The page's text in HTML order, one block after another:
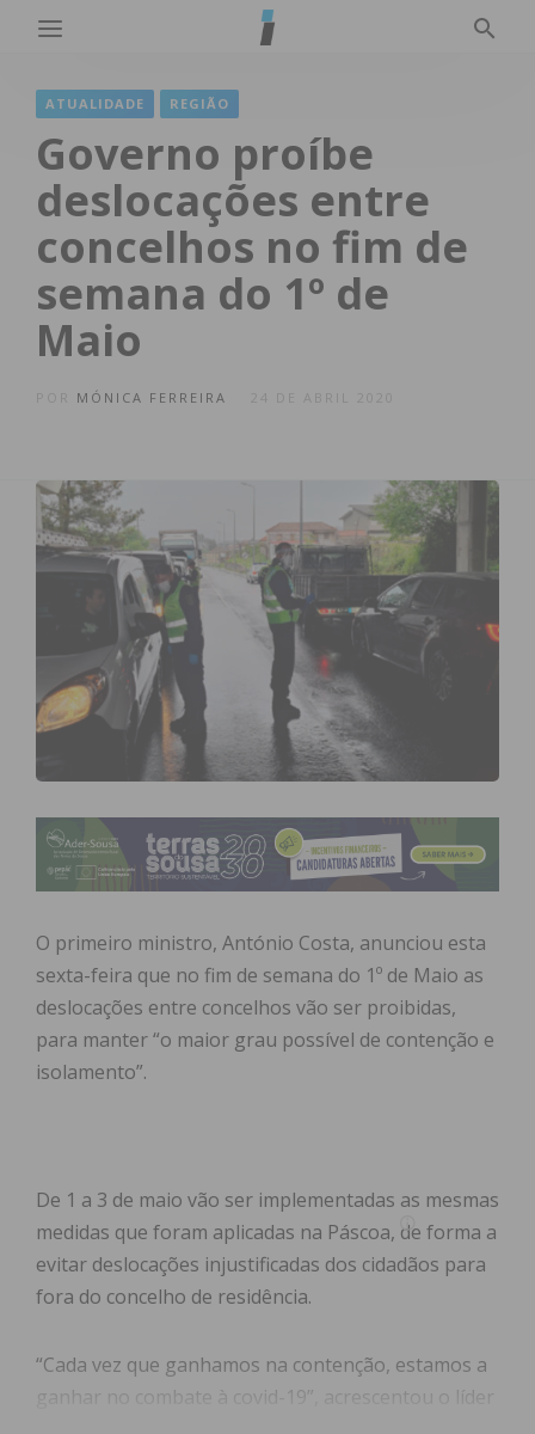
ATUALIDADE REGIÃO
Governo proíbe
deslocações entre
concelhos no fim de
semana do 1º de
Maio
MÓNICA FERREIRA 24 DE ABRIL 2020
O primeiro ministro, António Costa, anunciou esta
sexta-feira que no fim de semana do 1º de Maio as
deslocações entre concelhos vão ser proibidas,
para manter “o maior grau possível de contenção e
isolamento”.
De 1 a 3 de maio vão ser implementadas as mesmas
medidas que foram aplicadas na Páscoa, de forma a
evitar deslocações injustificadas dos cidadãos para
fora do concelho de residência.
“Cada vez que ganhamos na contenção, estamos a
ganhar no combate à covid-19”, acrescentou o líder